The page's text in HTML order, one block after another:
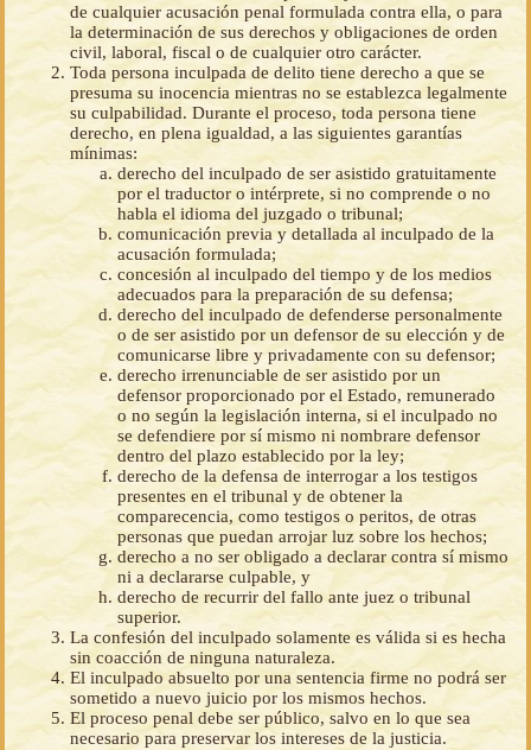
de cualquier acusación penal formulada contra ella, o para
la determinación de sus derechos y obligaciones de orden
civil, laboral, fiscal o de cualquier otro carácter.
Toda persona inculpada de delito tiene derecho a que se
presuma su inocencia mientras no se establezca legalmente
su culpabilidad. Durante el proceso, toda persona tiene
derecho, en plena igualdad, a las siguientes garantías
mínimas:
derecho del inculpado de ser asistido gratuitamente
por el traductor o intérprete, si no comprende o no
habla el idioma del juzgado o tribunal;
comunicación previa y detallada al inculpado de la
acusación formulada;
concesión al inculpado del tiempo y de los medios
adecuados para la preparación de su defensa;
derecho del inculpado de defenderse personalmente
o de ser asistido por un defensor de su elección y de
comunicarse libre y privadamente con su defensor;
derecho irrenunciable de ser asistido por un
defensor proporcionado por el Estado, remunerado
o no según la legislación interna, si el inculpado no
se defendiere por sí mismo ni nombrare defensor
dentro del plazo establecido por la ley;
derecho de la defensa de interrogar a los testigos
presentes en el tribunal y de obtener la
comparecencia, como testigos o peritos, de otras
personas que puedan arrojar luz sobre los hechos;
derecho a no ser obligado a declarar contra sí mismo
ni a declararse culpable, y
derecho de recurrir del fallo ante juez o tribunal
superior.
La confesión del inculpado solamente es válida si es hecha
sin coacción de ninguna naturaleza.
El inculpado absuelto por una sentencia firme no podrá ser
sometido a nuevo juicio por los mismos hechos.
El proceso penal debe ser público, salvo en lo que sea
necesario para preservar los intereses de la justicia.